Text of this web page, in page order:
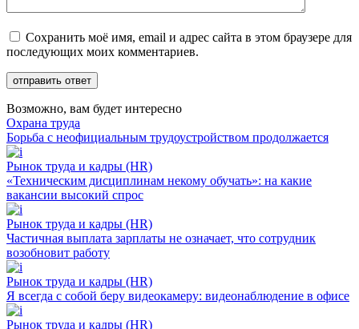
Сохранить моё имя, email и адрес сайта в этом браузере для
последующих моих комментариев.
Возможно, вам будет интересно
Охрана труда
Борьба с неофициальным трудоустройством продолжается
Рынок труда и кадры (HR)
«Техническим дисциплинам некому обучать»: на какие
вакансии высокий спрос
Рынок труда и кадры (HR)
Частичная выплата зарплаты не означает, что сотрудник
возобновит работу
Рынок труда и кадры (HR)
Я всегда с собой беру видеокамеру: видеонаблюдение в офисе
Рынок труда и кадры (HR)